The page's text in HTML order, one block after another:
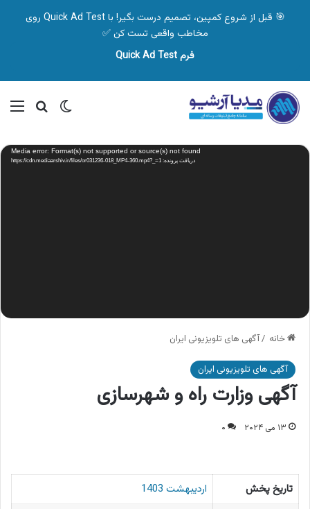
🎯 قبل از شروع کمپین، تصمیم درست بگیر! با Quick Ad Test روی
مخاطب واقعی تست کن ✅
فرم Quick Ad Test
تغییر پوسته
نمایشگر
ویدیو Media error: Format(s) not supported or source(s) not found
دریافت پرونده: https://cdn.mediaarshiv.ir/files/or031236-018_MP4-360.mp4?_=1
خانه /آگهی های تلویزیونی ایران
آگهی های تلویزیونی ایران
آگهی وزارت راه و شهرسازی
۱۳ می ۲۰۲۴ ۰
تاریخ پخش
اردیبهشت 1403